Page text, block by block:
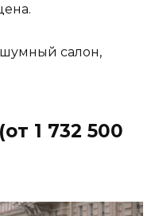
салон,
1 732 500